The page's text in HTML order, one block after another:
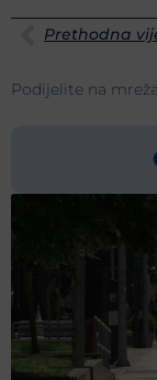
Prethodna
Podijelite na